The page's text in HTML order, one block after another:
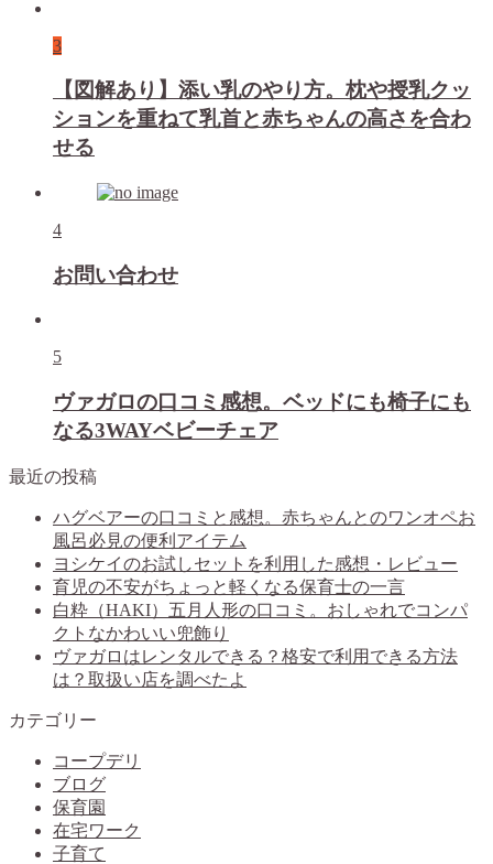
3
【図解あり】添い乳のやり方。枕や授乳クッ
ションを重ねて乳首と赤ちゃんの高さを合わ
せる
4
お問い合わせ
5
ヴァガロの口コミ感想。ベッドにも椅子にも
なる3WAYベビーチェア
最近の投稿
ハグベアーの口コミと感想。赤ちゃんとのワンオペお
風呂必見の便利アイテム
ヨシケイのお試しセットを利用した感想・レビュー
育児の不安がちょっと軽くなる保育士の一言
白粋（HAKI）五月人形の口コミ。おしゃれでコンパ
クトなかわいい兜飾り
ヴァガロはレンタルできる？格安で利用できる方法
は？取扱い店を調べたよ
カテゴリー
コープデリ
ブログ
保育園
在宅ワーク
子育て